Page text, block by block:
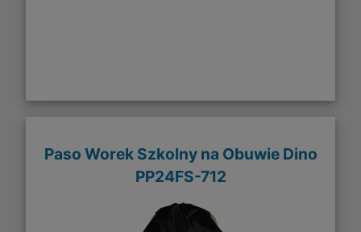
Paso Worek Szkolny na Obuwie Dino
PP24FS-712